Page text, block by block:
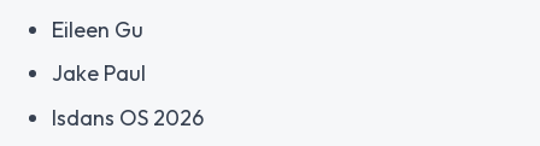
Eileen Gu
Jake Paul
Isdans OS 2026